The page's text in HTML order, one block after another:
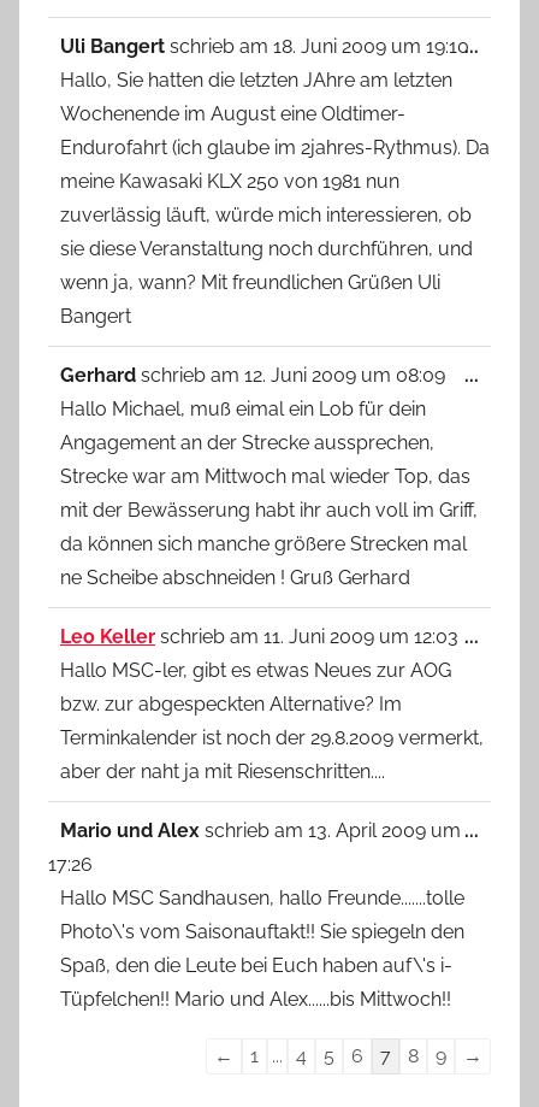
Uli Bangert schrieb am 18. Juni 2009 um 19:10
Hallo, Sie hatten die letzten JAhre am letzten
Wochenende im August eine Oldtimer-
Endurofahrt (ich glaube im 2jahres-Rythmus). Da
meine Kawasaki KLX 250 von 1981 nun
zuverlässig läuft, würde mich interessieren, ob
sie diese Veranstaltung noch durchführen, und
wenn ja, wann? Mit freundlichen Grüßen Uli
Bangert
...
Gerhard schrieb am 12. Juni 2009 um 08:09
Hallo Michael, muß eimal ein Lob für dein
Angagement an der Strecke aussprechen,
Strecke war am Mittwoch mal wieder Top, das
mit der Bewässerung habt ihr auch voll im Griff,
da können sich manche größere Strecken mal
ne Scheibe abschneiden ! Gruß Gerhard
...
Leo Keller schrieb am 11. Juni 2009 um 12:03
Hallo MSC-ler, gibt es etwas Neues zur AOG
bzw. zur abgespeckten Alternative? Im
Terminkalender ist noch der 29.8.2009 vermerkt,
aber der naht ja mit Riesenschritten....
...
Mario und Alex schrieb am 13. April 2009 um
17:26
Hallo MSC Sandhausen, hallo Freunde.......tolle
Photo\'s vom Saisonauftakt!! Sie spiegeln den
Spaß, den die Leute bei Euch haben auf\'s i-
Tüpfelchen!! Mario und Alex......bis Mittwoch!!
...
Navigation
← 1 ... 4 5 6 7 8 9 →